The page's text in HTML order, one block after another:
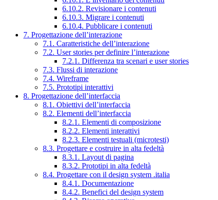
6.10.2. Revisionare i contenuti
6.10.3. Migrare i contenuti
6.10.4. Pubblicare i contenuti
7. Progettazione dell’interazione
7.1. Caratteristiche dell’interazione
7.2. User stories per definire l’interazione
7.2.1. Differenza tra scenari e user stories
7.3. Flussi di interazione
7.4. Wireframe
7.5. Prototipi interattivi
8. Progettazione dell’interfaccia
8.1. Obiettivi dell’interfaccia
8.2. Elementi dell’interfaccia
8.2.1. Elementi di composizione
8.2.2. Elementi interattivi
8.2.3. Elementi testuali (microtesti)
8.3. Progettare e costruire in alta fedeltà
8.3.1. Layout di pagina
8.3.2. Prototipi in alta fedeltà
8.4. Progettare con il design system .italia
8.4.1. Documentazione
8.4.2. Benefici del design system